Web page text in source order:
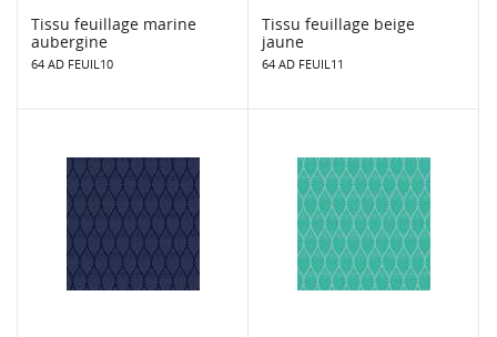
Tissu feuillage marine
aubergine
64 AD FEUIL10
Tissu feuillage beige
jaune
64 AD FEUIL11